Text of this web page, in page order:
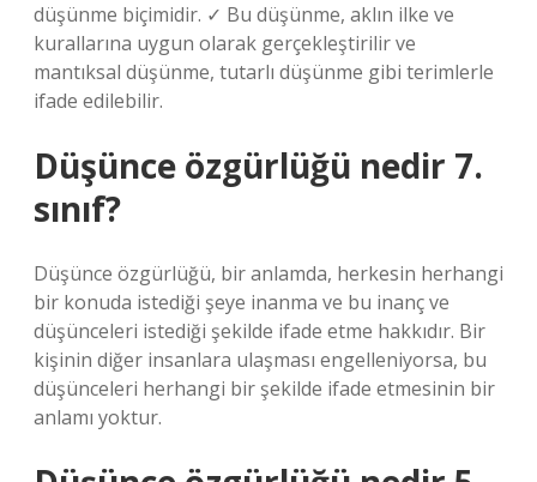
düşünme biçimidir. ✓ Bu düşünme, aklın ilke ve
kurallarına uygun olarak gerçekleştirilir ve
mantıksal düşünme, tutarlı düşünme gibi terimlerle
ifade edilebilir.
Düşünce özgürlüğü nedir 7.
sınıf?
Düşünce özgürlüğü, bir anlamda, herkesin herhangi
bir konuda istediği şeye inanma ve bu inanç ve
düşünceleri istediği şekilde ifade etme hakkıdır. Bir
kişinin diğer insanlara ulaşması engelleniyorsa, bu
düşünceleri herhangi bir şekilde ifade etmesinin bir
anlamı yoktur.